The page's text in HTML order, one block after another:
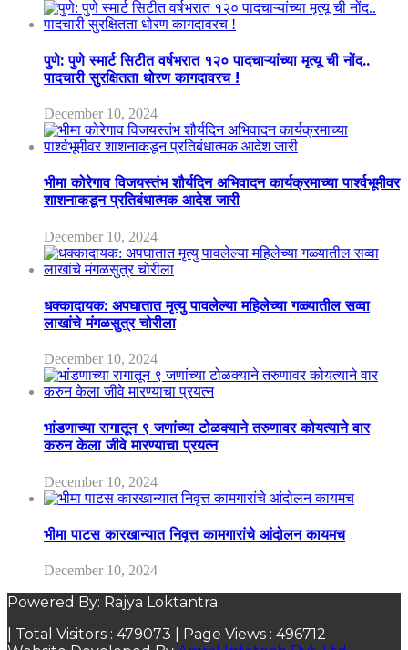
पुणे: पुणे स्मार्ट सिटीत वर्षभरात १२० पादचाऱ्यांच्या मृत्यू ची नोंद..
पादचारी सुरक्षितता धोरण कागदावरच !
December 10, 2024
भीमा कोरेगाव विजयस्तंभ शौर्यदिन अभिवादन कार्यक्रमाच्या पार्श्वभूमीवर
शाशनाकडून प्रतिबंधात्मक आदेश जारी
December 10, 2024
धक्कादायक: अपघातात मृत्यु पावलेल्या महिलेच्या गळ्यातील सव्वा
लाखांचे मंगळसुत्र चोरीला
December 10, 2024
भांडणाच्या रागातून ९ जणांच्या टोळक्याने तरुणावर कोयत्याने वार
करुन केला जीवे मारण्याचा प्रयत्न
December 10, 2024
भीमा पाटस कारखान्यात निवृत्त कामगारांचे आंदोलन कायमच
December 10, 2024
Powered By: Rajya Loktantra.
| Total Visitors : 479073 | Page Views : 496712